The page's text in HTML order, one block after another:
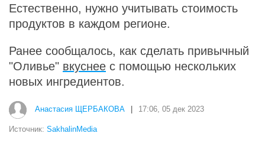
Естественно, нужно учитывать стоимость
продуктов в каждом регионе.
Ранее сообщалось, как сделать привычный
"Оливье" вкуснее с помощью нескольких
новых ингредиентов.
Анастасия ЩЕРБАКОВА 17:06, 05 дек 2023
Источник: SakhalinMedia